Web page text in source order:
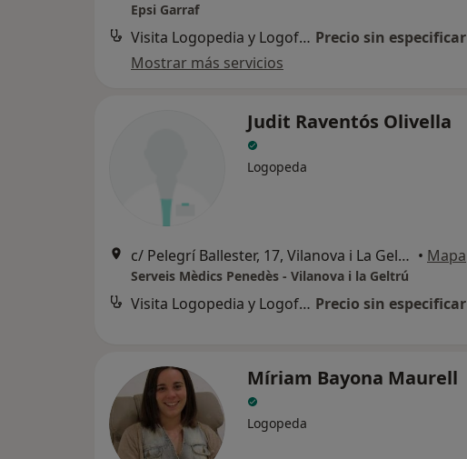
Epsi Garraf
Visita Logopedia y Logofoniatría Precio sin especificar
Mostrar más servicios
Judit Raventós Olivella
Logopeda
c/ Pelegrí Ballester, 17, Vilanova i La Geltrú • Mapa
Serveis Mèdics Penedès - Vilanova i la Geltrú
Visita Logopedia y Logofoniatría Precio sin especificar
Míriam Bayona Maurell
Logopeda